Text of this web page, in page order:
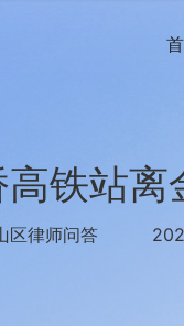
铁站离
区律师问答